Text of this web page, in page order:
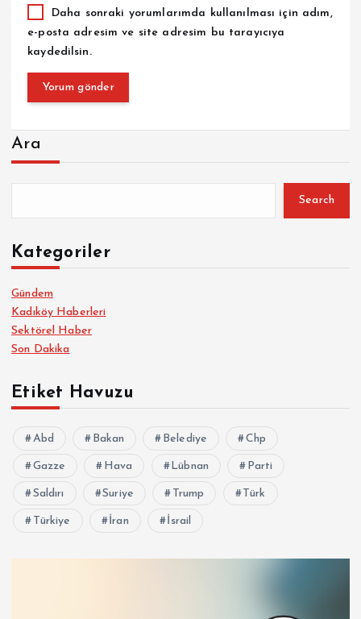
Daha sonraki yorumlarımda kullanılması için adım,
e-posta adresim ve site adresim bu tarayıcıya
kaydedilsin.
Ara
Search
Kategoriler
Gündem
Kadıköy Haberleri
Sektörel Haber
Son Dakika
Etiket Havuzu
Abd Bakan Belediye Chp
Gazze Hava Lübnan Parti
Saldırı Suriye Trump Türk
Türkiye İran İsrail